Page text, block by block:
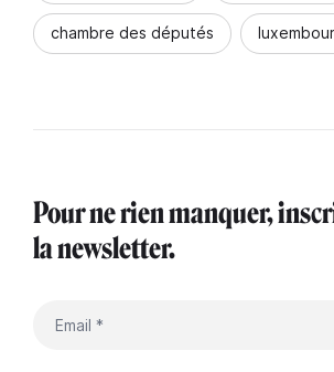
chambre des députés
Pour ne rien manquer,
la newsletter.